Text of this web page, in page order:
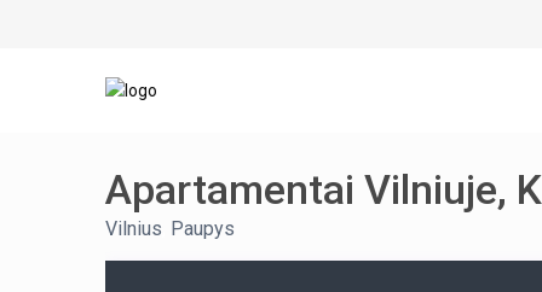
Apartamentai Vilniuje,
Vilnius Paupys